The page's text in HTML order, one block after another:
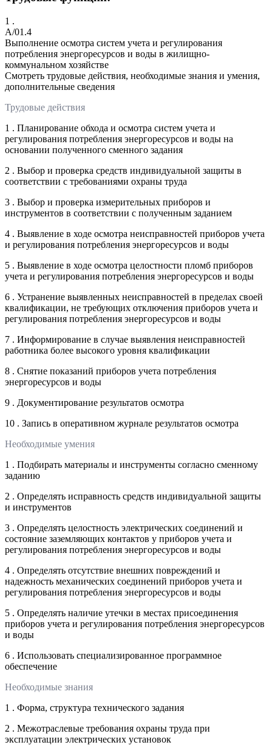
1 .
A/01.4
Выполнение осмотра систем учета и регулирования
потребления энергоресурсов и воды в жилищно-
коммунальном хозяйстве
Смотреть трудовые действия, необходимые знания и умения,
дополнительные сведения
Трудовые действия
1 . Планирование обхода и осмотра систем учета и
регулирования потребления энергоресурсов и воды на
основании полученного сменного задания
2 . Выбор и проверка средств индивидуальной защиты в
соответствии с требованиями охраны труда
3 . Выбор и проверка измерительных приборов и
инструментов в соответствии с полученным заданием
4 . Выявление в ходе осмотра неисправностей приборов учета
и регулирования потребления энергоресурсов и воды
5 . Выявление в ходе осмотра целостности пломб приборов
учета и регулирования потребления энергоресурсов и воды
6 . Устранение выявленных неисправностей в пределах своей
квалификации, не требующих отключения приборов учета и
регулирования потребления энергоресурсов и воды
7 . Информирование в случае выявления неисправностей
работника более высокого уровня квалификации
8 . Снятие показаний приборов учета потребления
энергоресурсов и воды
9 . Документирование результатов осмотра
10 . Запись в оперативном журнале результатов осмотра
Необходимые умения
1 . Подбирать материалы и инструменты согласно сменному
заданию
2 . Определять исправность средств индивидуальной защиты
и инструментов
3 . Определять целостность электрических соединений и
состояние заземляющих контактов у приборов учета и
регулирования потребления энергоресурсов и воды
4 . Определять отсутствие внешних повреждений и
надежность механических соединений приборов учета и
регулирования потребления энергоресурсов и воды
5 . Определять наличие утечки в местах присоединения
приборов учета и регулирования потребления энергоресурсов
и воды
6 . Использовать специализированное программное
обеспечение
Необходимые знания
1 . Форма, структура технического задания
2 . Межотраслевые требования охраны труда при
эксплуатации электрических установок